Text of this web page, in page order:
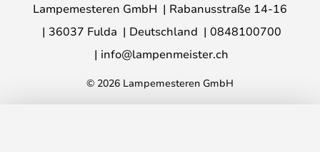
Lampemesteren GmbH
Rabanusstraße 14-16
36037 Fulda
Deutschland
0848100700
info@lampenmeister.ch
© 2026 Lampemesteren GmbH